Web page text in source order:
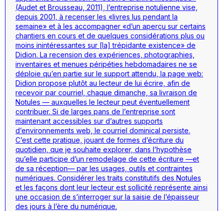
(Audet et Brousseau, 2011), l’entreprise notulienne vise,
depuis 2001, à recenser les «livres lus pendant la
semaine» et à les accompagner «d’un aperçu sur certains
chantiers en cours et de quelques considérations plus ou
moins inintéressantes sur [la] trépidante existence» de
Didion. La recension des expériences, photographies,
inventaires et menues péripéties hebdomadaires ne se
déploie qu’en partie sur le support attendu, la page web:
Didion propose plutôt au lecteur de lui écrire, afin de
recevoir par courriel, chaque dimanche, sa livraison de
Notules — auxquelles le lecteur peut éventuellement
contribuer. Si de larges pans de l’entreprise sont
maintenant accessibles sur d’autres supports
d’environnements web, le courriel dominical persiste.
C’est cette pratique, jouant de formes d’écriture du
quotidien, que je souhaite explorer, dans l’hypothèse
qu’elle participe d’un remodelage de cette écriture —et
de sa réception— par les usages, outils et contraintes
numériques. Considérer les traits constitutifs des Notules
et les façons dont leur lecteur est sollicité représente ainsi
une occasion de s’interroger sur la saisie de l’épaisseur
des jours à l’ère du numérique.